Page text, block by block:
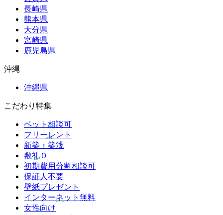
長崎県
熊本県
大分県
宮崎県
鹿児島県
沖縄
沖縄県
こだわり特集
ペット相談可
フリーレント
新築・築浅
敷礼０
初期費用分割相談可
保証人不要
壁紙プレゼント
インターネット無料
女性向け